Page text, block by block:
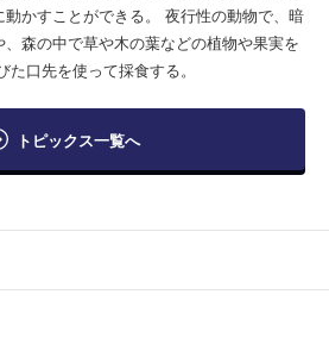
かすことができる。 夜行性の動物で、暗
、森の中で草や木の葉などの植物や果実を
口先を使って採食する。
トピックス一覧へ